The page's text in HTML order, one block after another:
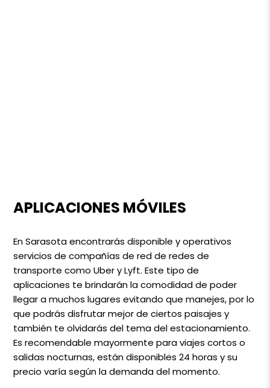
APLICACIONES MÓVILES
En Sarasota encontrarás disponible y operativos
servicios de compañías de red de redes de
transporte como Uber y Lyft. Este tipo de
aplicaciones te brindarán la comodidad de poder
llegar a muchos lugares evitando que manejes, por lo
que podrás disfrutar mejor de ciertos paisajes y
también te olvidarás del tema del estacionamiento.
Es recomendable mayormente para viajes cortos o
salidas nocturnas, están disponibles 24 horas y su
precio varía según la demanda del momento.